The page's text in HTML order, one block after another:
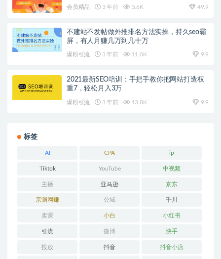
会员精品 3 年前 5.6K 49.9
不建站不发帖做外推排名方法实操，持久seo霸
屏，有人月赚几万到几十万
爆粉引流 3 年前 11.0K 9.9
2021最新SEO培训：手把手教你把网站打造权
重7，轻松月入3万
爆粉引流 3 年前 13.8K 9.9
标签
AI CPA ip
Tiktok YouTube 中视频
主播 亚马逊 京东
亲测网赚 公域 千川
卖课 小白 小红书
引流 微博 快手
投放 抖音 抖音小店